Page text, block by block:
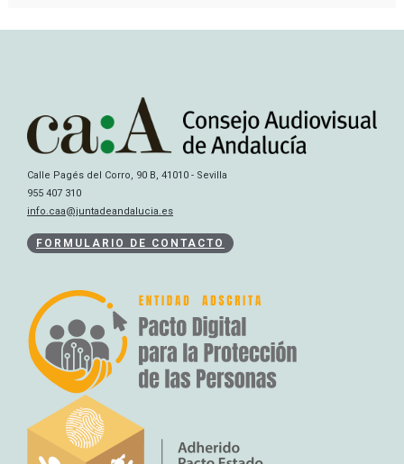
Calle Pagés del Corro, 90 B, 41010 - Sevilla
955 407 310
info.caa@juntadeandalucia.es
FORMULARIO DE CONTACTO